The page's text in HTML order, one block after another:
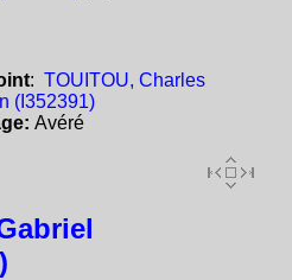
: TOUITOU, Charles
(I352391)
Avéré